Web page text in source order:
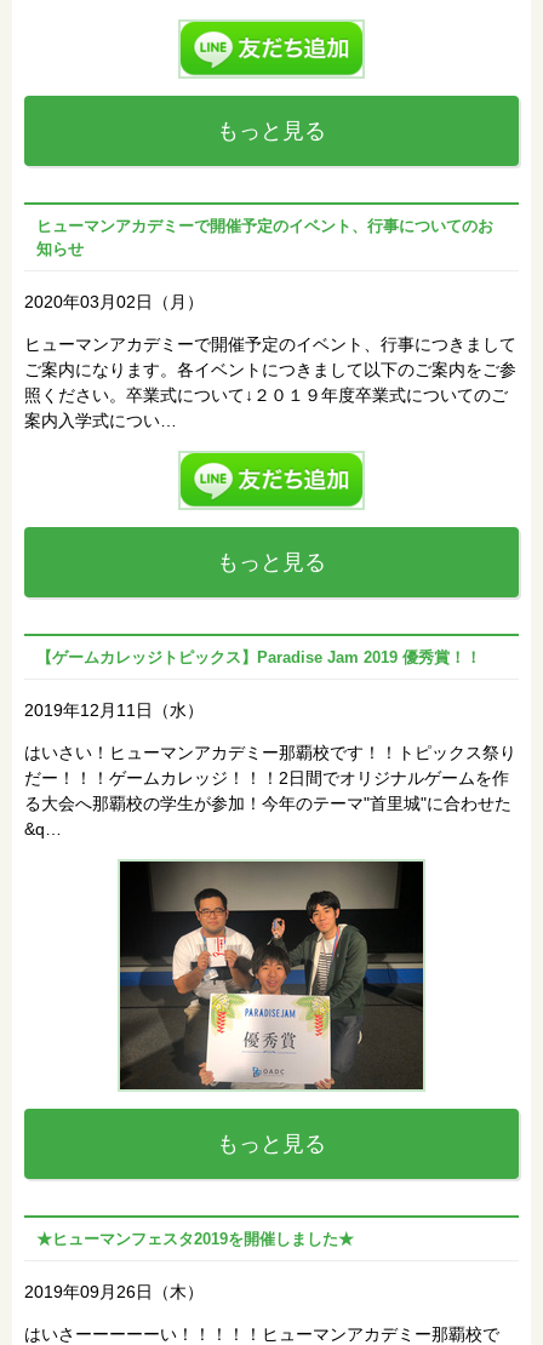
もっと見る
ヒューマンアカデミーで開催予定のイベント、行事についてのお
知らせ
2020年03月02日（月）
ヒューマンアカデミーで開催予定のイベント、行事につきまして
ご案内になります。各イベントにつきまして以下のご案内をご参
照ください。卒業式について↓２０１９年度卒業式についてのご
案内入学式につい…
もっと見る
【ゲームカレッジトピックス】Paradise Jam 2019 優秀賞！！
2019年12月11日（水）
はいさい！ヒューマンアカデミー那覇校です！！トピックス祭り
だー！！！ゲームカレッジ！！！2日間でオリジナルゲームを作
る大会へ那覇校の学生が参加！今年のテーマ"首里城"に合わせた
&q…
もっと見る
★ヒューマンフェスタ2019を開催しました★
2019年09月26日（木）
はいさーーーーーい！！！！！ヒューマンアカデミー那覇校で